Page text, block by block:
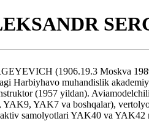
(1906.19.3 Moskva
Harbiyhavo muhandislik
(1957 yildan).
YAK9, YAK7 va boshqalar),
samolyotlari YAK40 va